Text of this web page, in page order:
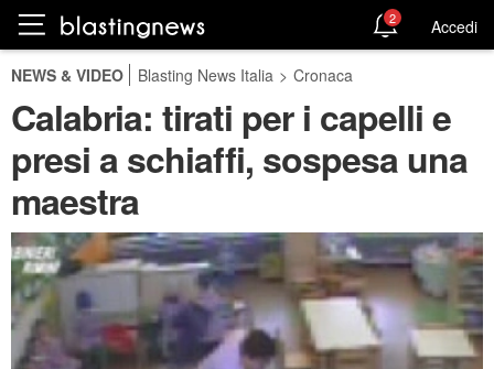
2 Accedi
NEWS & VIDEO Blasting News Italia > Cronaca
Calabria: tirati per i capelli e
presi a schiaffi, sospesa una
maestra